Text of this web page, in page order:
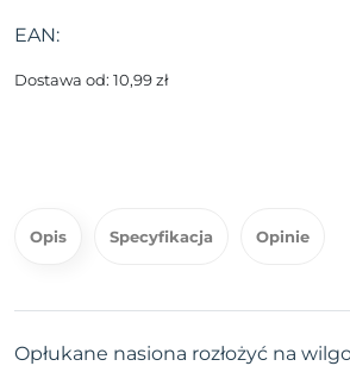
EAN:
Dostawa od: 10,99 zł
Opis Specyfikacja Opinie
Opłukane nasiona rozłożyć na